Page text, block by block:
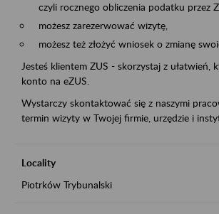
czyli rocznego obliczenia podatku przez
możesz zarezerwować wizytę,
możesz też złożyć wniosek o zmianę
Jesteś klientem ZUS - skorzystaj z ułatwień,
konto na eZUS.
Wystarczy skontaktować się z naszymi
termin wizyty w Twojej firmie, urzędzie i
Locality
Piotrków Trybunalski